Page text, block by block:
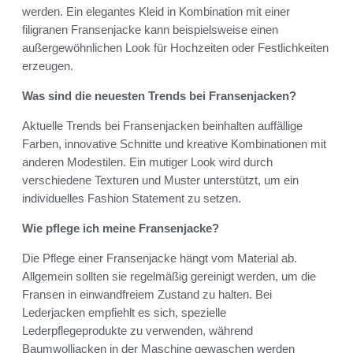
werden. Ein elegantes Kleid in Kombination mit einer
filigranen Fransenjacke kann beispielsweise einen
außergewöhnlichen Look für Hochzeiten oder Festlichkeiten
erzeugen.
Was sind die neuesten Trends bei Fransenjacken?
Aktuelle Trends bei Fransenjacken beinhalten auffällige
Farben, innovative Schnitte und kreative Kombinationen mit
anderen Modestilen. Ein mutiger Look wird durch
verschiedene Texturen und Muster unterstützt, um ein
individuelles Fashion Statement zu setzen.
Wie pflege ich meine Fransenjacke?
Die Pflege einer Fransenjacke hängt vom Material ab.
Allgemein sollten sie regelmäßig gereinigt werden, um die
Fransen in einwandfreiem Zustand zu halten. Bei
Lederjacken empfiehlt es sich, spezielle
Lederpflegeprodukte zu verwenden, während
Baumwolljacken in der Maschine gewaschen werden